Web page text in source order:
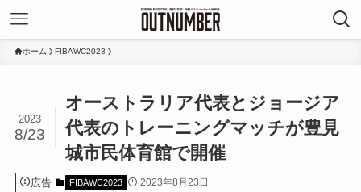
ホーム FIBAWC2023
オーストラリア代表とジョージア
代表のトレーニングマッチが豊見
城市民体育館で開催
2023
8/23
広告 FIBAWC2023 2023年8月23日